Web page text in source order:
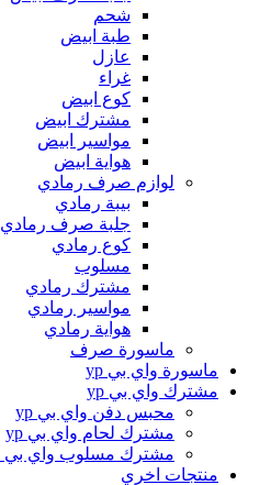
شحم
طبة ابيض
عازل
غراء
كوع ابيض
مشترك ابيض
مواسير ابيض
هواية ابيض
لوازم صرف رمادي
بيبة رمادي
جلبة صرف رمادي
كوع رمادي
مسلوب
مشترك رمادي
مواسير رمادي
هواية رمادي
ماسورة صرف
ماسورة واي بي yp
مشترك واي بي yp
محبس دفن واي بي yp
مشترك لحام واي بي yp
مشترك مسلوب واي بي yp
منتجات اخري